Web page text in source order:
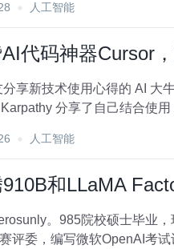
人工智能
代码神器Cursor
享新技术使用心得的 AI 大
分享了自己结合使
人工智能
和LLaMA
。985院校硕士毕业，
评委，编写微软OpenAI考